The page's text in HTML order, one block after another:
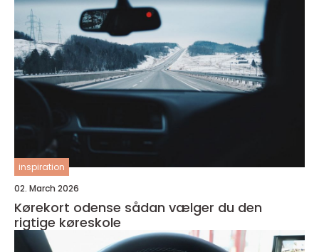
inspiration
02. March 2026
Kørekort odense sådan vælger du den
rigtige køreskole